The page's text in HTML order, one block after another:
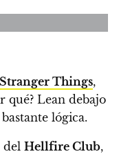
Stranger Things,
qué? Lean debajo
lógica.
del Hellfire Club,